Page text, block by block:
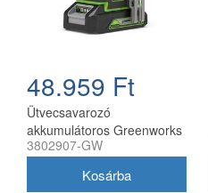
48.959 Ft
Ütvecsavarozó
akkumulátoros Greenworks
GD24IW400 24v, 400 nm,
3802907-GW